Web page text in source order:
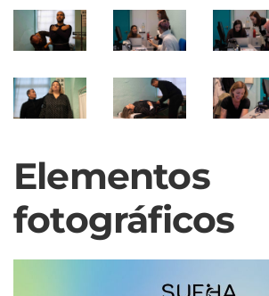
Elementos
fotográficos